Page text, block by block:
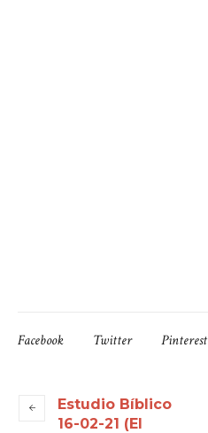
Facebook Twitter Pinterest
Estudio Bíblico
16-02-21 (El